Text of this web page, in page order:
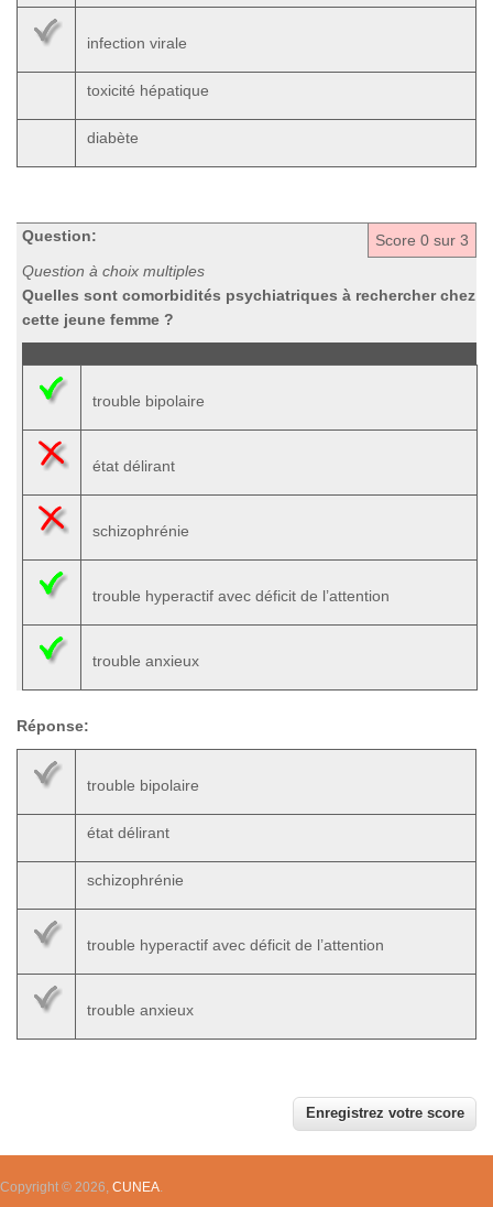
infection virale
toxicité hépatique
diabète
Score 0 sur 3
Question:
Question à choix multiples
Quelles sont comorbidités psychiatriques à rechercher chez
cette jeune femme ?
trouble bipolaire
état délirant
schizophrénie
trouble hyperactif avec déficit de l’attention
trouble anxieux
Réponse:
trouble bipolaire
état délirant
schizophrénie
trouble hyperactif avec déficit de l’attention
trouble anxieux
Copyright © 2026, CUNEA.